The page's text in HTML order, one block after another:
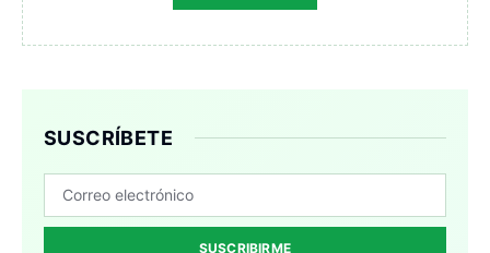
SUSCRÍBETE
SUSCRIBIRME